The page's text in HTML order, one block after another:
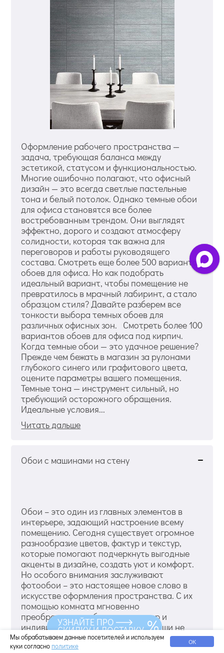
Оформление рабочего пространства —
задача, требующая баланса между
эстетикой, статусом и функциональностью.
Многие ошибочно полагают, что офисный
дизайн — это всегда светлые пастельные
тона и белый потолок. Однако темные обои
для офиса становятся все более
востребованным трендом. Они выглядят
эффектно, дорого и создают атмосферу
солидности, которая так важна для
переговоров и работы руководящего
состава. Смотреть еще более 500 вариантов
обоев для офиса. Но как подобрать
идеальный вариант, чтобы помещение не
превратилось в мрачный лабиринт, а стало
образцом стиля? Давайте разберем все
тонкости выбора темных обоев для
различных офисных зон. Смотреть более 100
вариантов обоев для офиса под кирпич.
Когда темные обои — это удачное решение?
Прежде чем бежать в магазин за рулонами
глубокого синего или графитового цвета,
оцените параметры вашего помещения.
Темные тона — инструмент сильный, но
требующий осторожного обращения.
Идеальные условия...
Читать дальше
Обои с машинами на стену
Обои – это один из главных элементов в
интерьере, задающий настроение всему
помещению. Сегодня существует огромное
разнообразие цветов, фактур и текстур,
которые помогают подчеркнуть выгодные
акценты в дизайне, создать уют и комфорт.
Но особого внимания заслуживают
фотообои – это настоящее новое слово в
искусстве оформления пространства. С их
помощью комната мгновенно
преображается, обретая характер и
индивидуальность. Фотообои хороши не
только в домашней обстановке, но и в
коммерческих интерьерах. Изображение
Мы обрабатываем данные посетителей и используем
куки согласно политике ОК
УЗНАЙТЕ ПРО
СКИДКУ И ДОСТАВКУ